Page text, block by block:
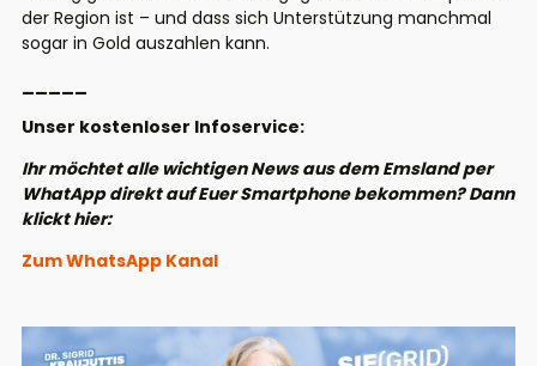
der Region ist – und dass sich Unterstützung manchmal
sogar in Gold auszahlen kann.
Unser kostenloser Infoservice:
Ihr möchtet alle wichtigen News aus dem Emsland per
WhatApp direkt auf Euer Smartphone bekommen? Dann
klickt hier:
Zum WhatsApp Kanal